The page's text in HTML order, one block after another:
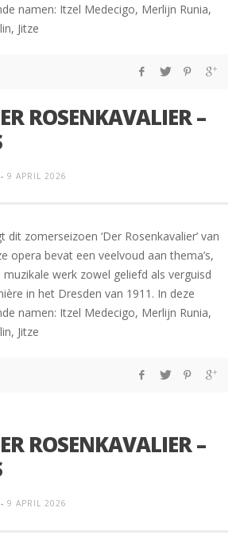
namen: Itzel Medecigo, Merlijn Runia,
Jitze
ROSENKAVALIER –
- 9 APRIL 2026
dit zomerseizoen ‘Der Rosenkavalier’ van
opera bevat een veelvoud aan thema’s,
werk zowel geliefd als verguisd
in het Dresden van 1911. In deze
namen: Itzel Medecigo, Merlijn Runia,
Jitze
ROSENKAVALIER –
- 9 APRIL 2026